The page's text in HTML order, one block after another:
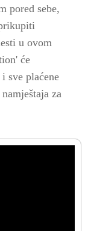
pored sebe,
u ovom
će
sve plaćene
za